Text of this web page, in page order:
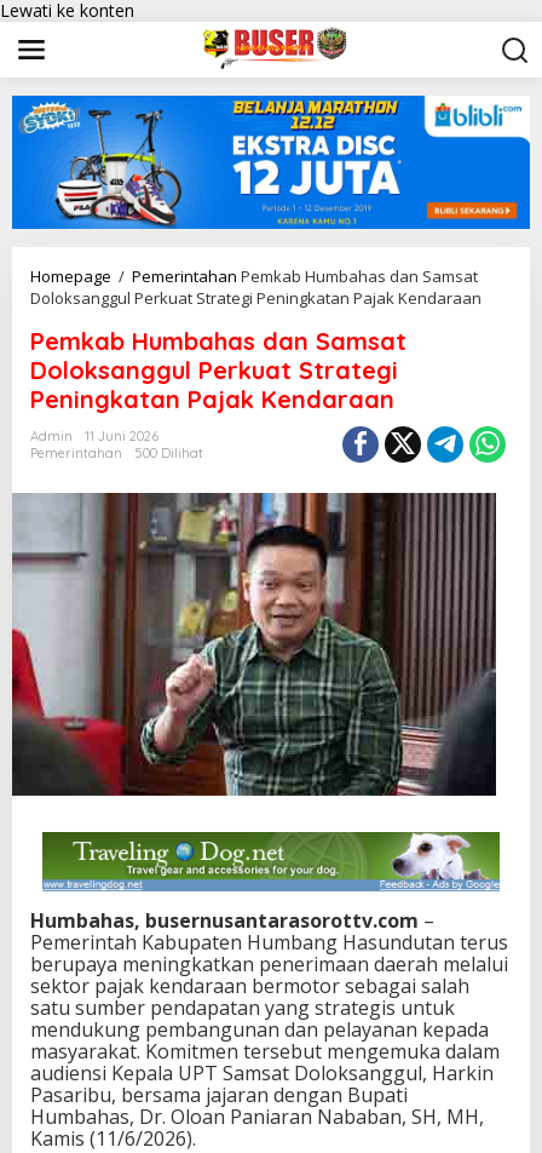
Lewati ke konten
Homepage / Pemerintahan Pemkab Humbahas dan Samsat
Doloksanggul Perkuat Strategi Peningkatan Pajak Kendaraan
Pemkab Humbahas dan Samsat
Doloksanggul Perkuat Strategi
Peningkatan Pajak Kendaraan
Admin
11 Juni 2026
Pemerintahan
500 Dilihat
Humbahas, busernusantarasorottv.com –
Pemerintah Kabupaten Humbang Hasundutan terus
berupaya meningkatkan penerimaan daerah melalui
sektor pajak kendaraan bermotor sebagai salah
satu sumber pendapatan yang strategis untuk
mendukung pembangunan dan pelayanan kepada
masyarakat. Komitmen tersebut mengemuka dalam
audiensi Kepala UPT Samsat Doloksanggul, Harkin
Pasaribu, bersama jajaran dengan Bupati
Humbahas, Dr. Oloan Paniaran Nababan, SH, MH,
Kamis (11/6/2026).